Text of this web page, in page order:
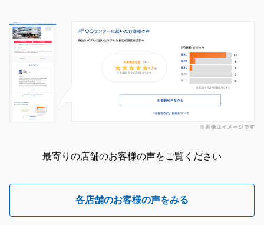
最寄りの店舗のお客様の声をご覧ください
各店舗のお客様の声をみる